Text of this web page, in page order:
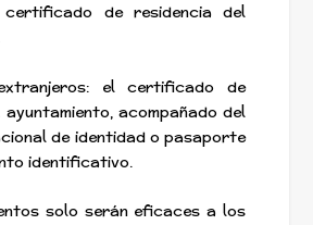
de residencia del
el certificado de
acompañado del
de identidad o pasaporte
identificativo.
solo serán eficaces a los